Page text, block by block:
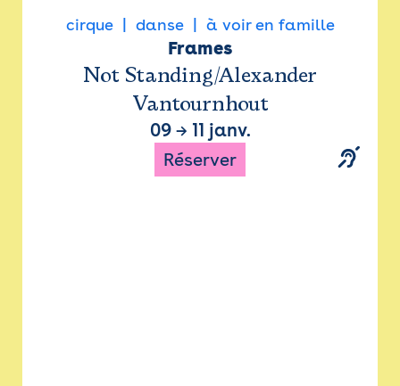
cirque danse à voir en famille
Frames
Not Standing/Alexander
Vantournhout
09→ 11 janv.
Réserver